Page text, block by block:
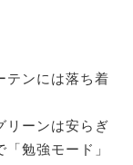
テンには落ち着
リーンは安らぎ
勉強モード」